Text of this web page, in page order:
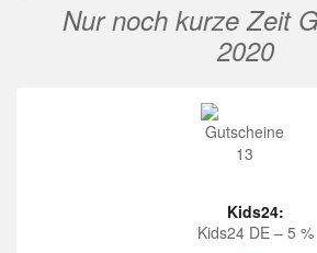
Nur noch kurze Zeit
2020
Kids24:
Kids24 DE – 5 %